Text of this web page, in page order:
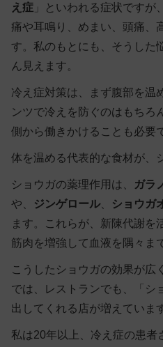
え症 」といわれる症状ですが
痛や耳鳴り、めまい、頭痛、
す。私のもとにも、そうした
ん見えます。
冷え症対策は、まず腹部を温
ンツで冷えを防ぐのはもちろ
側から働きかけることも必要
体を温める代表的な食材が、
ショウガの薬理作用は、 ガラ
や、
ジンゲロール、 ショウガ
ます。これらが、新陳代謝を
筋肉を増強して血液を隅々ま
こうしたショウガの効果が広
では、レストランでも、「シ
出してくれる店が増えていま
私は20年以上、冷え症の患者